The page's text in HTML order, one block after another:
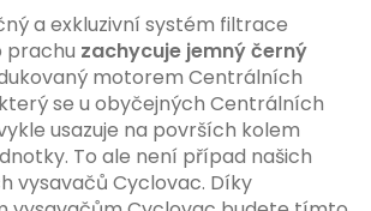
a exkluzivní systém filtrace
prachu zachycuje jemný černý
motorem Centrálních
se u obyčejných Centrálních
usazuje na površích kolem
To ale není případ našich
vysavačů Cyclovac. Díky